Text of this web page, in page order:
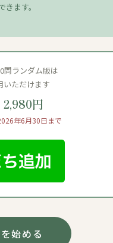
ます。
問ランダム版は
いただけます
2,980円
年6月30日まで
始める